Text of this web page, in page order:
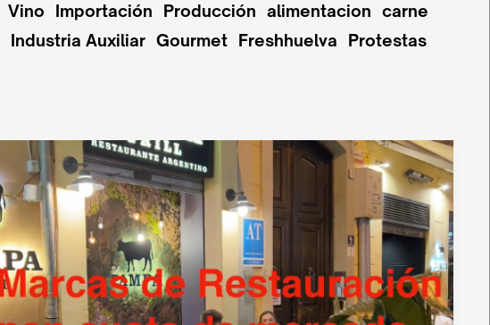
Vino Importación Producción alimentacion carne
Industria Auxiliar Gourmet Freshhuelva
Protestas